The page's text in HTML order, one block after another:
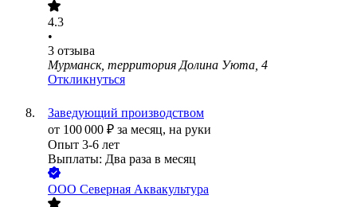
4.3
•
3 отзыва
Мурманск, территория Долина Уюта, 4
Откликнуться
Заведующий производством
от 100 000 ₽ за месяц, на руки
Опыт 3-6 лет
Выплаты: Два раза в месяц
ООО Северная Аквакультура